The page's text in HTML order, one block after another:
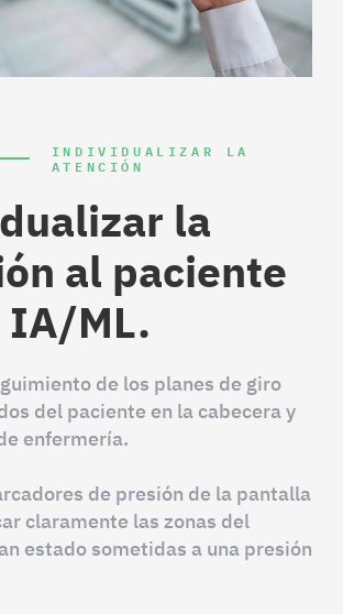
INDIVIDUALIZAR LA
ATENCIÓN
la
al paciente
IA/ML.
de los planes de giro
del paciente en la cabecera y
enfermería.
de presión de la pantalla
claramente las zonas del
estado sometidas a una presión